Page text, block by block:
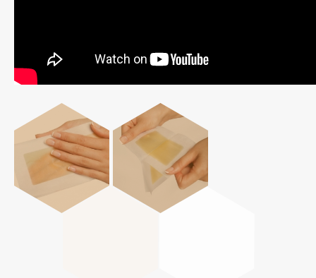
ΠΟΎ ΘΑ ΤΑ ΒΡΩ
ΕΤΑΙΡΕΊΑ
ΕΠΙΚΟΙΝΩΝΊΑ